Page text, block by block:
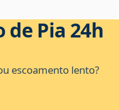
Pia 24h
escoamento lento?